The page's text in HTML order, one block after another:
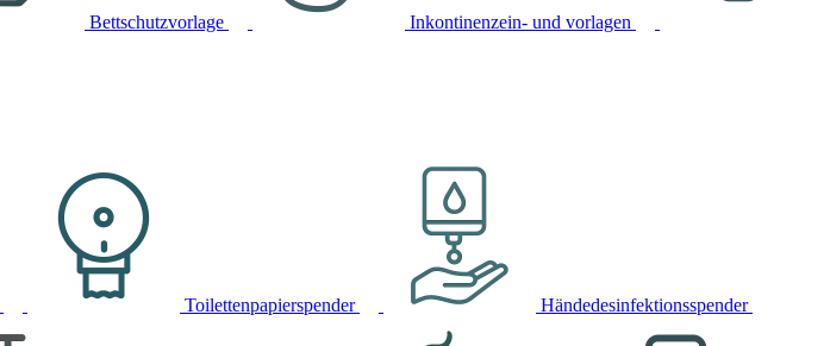
Bettschutzvorlage
Inkontinenzein- und vorlagen
Toilettenpapierspender Händedesinfektionsspender